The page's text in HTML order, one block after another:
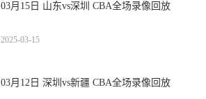
03月15日 山东vs深圳 CBA全场录像回放
2025-03-15
03月12日 深圳vs新疆 CBA全场录像回放